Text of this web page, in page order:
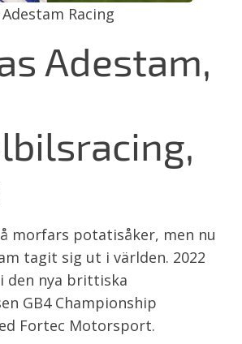
Racing
Adestam,
morfars potatisåker, men nu
tagit sig ut i världen. 2022
den nya brittiska
GB4 Championship
Fortec Motorsport.